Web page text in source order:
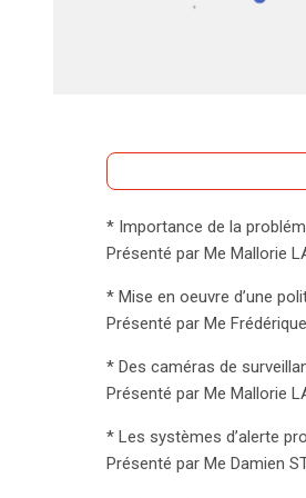
La criminalité au travail
de DLA Piper, des
Lauvaux a souligné
essentielle pour
surveillance, une autre
Damien Stas de
whistleblowing, qui
* Importance de la
Présenté par Me Mallorie
* Mise en oeuvre d’une
Présenté par Me
* Des caméras de
Présenté par Me Mallorie
* Les systèmes d’alerte
Présenté par Me Damien